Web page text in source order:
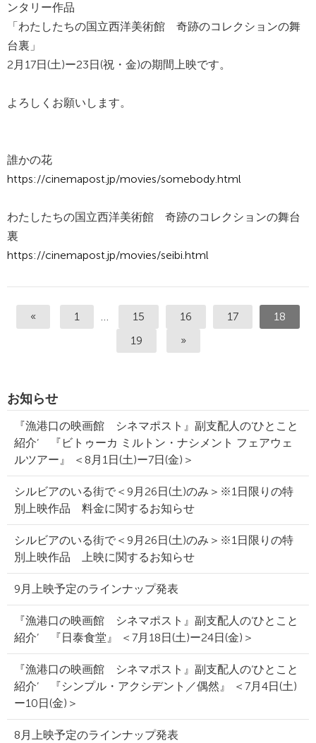
ンタリー作品
「わたしたちの国立西洋美術館 奇跡のコレクションの舞
台裏」
2月17日(土)ー23日(祝・金)の期間上映です。
よろしくお願いします。
誰かの花
https://cinemapost.jp/movies/somebody.html
わたしたちの国立西洋美術館 奇跡のコレクションの舞台
裏
https://cinemapost.jp/movies/seibi.html
« 1 … 15 16 17
18
19
»
お知らせ
『漁港口の映画館 シネマポスト』副支配人の‘ひとこと
紹介’ 『ビトゥーカ ミルトン・ナシメント フェアウェ
ルツアー』 ＜8月1日(土)ー7日(金)＞
シルビアのいる街で＜9月26日(土)のみ＞※1日限りの特
別上映作品 料金に関するお知らせ
シルビアのいる街で＜9月26日(土)のみ＞※1日限りの特
別上映作品 上映に関するお知らせ
9月上映予定のラインナップ発表
『漁港口の映画館 シネマポスト』副支配人の‘ひとこと
紹介’ 『日泰食堂』 ＜7月18日(土)ー24日(金)＞
『漁港口の映画館 シネマポスト』副支配人の‘ひとこと
紹介’ 『シンプル・アクシデント／偶然』 ＜7月4日(土)
ー10日(金)＞
8月上映予定のラインナップ発表